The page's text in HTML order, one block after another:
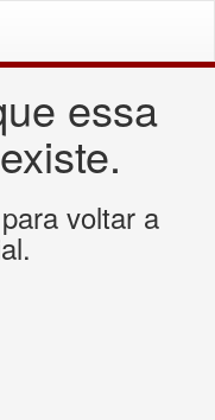
essa
para voltar a